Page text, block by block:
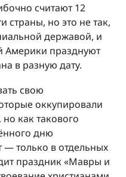
считают 12
страны, но это не так,
державой, и
Америки празднуют
в разную дату.
свою
оккупировали
как такового
дню
— только в отдельных
праздник «Мавры и